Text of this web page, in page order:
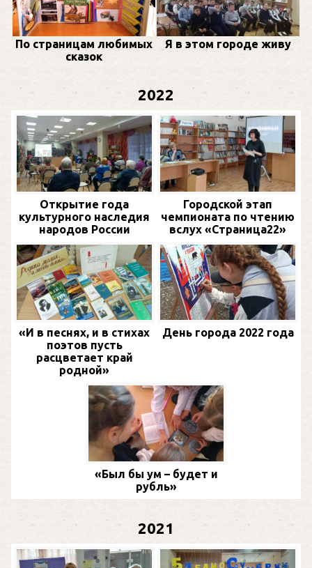
По страницам любимых
сказок
Я в этом городе живу
2022
Открытие года
культурного наследия
народов России
Городской этап
чемпионата по чтению
вслух «Страница22»
«И в песнях, и в стихах
поэтов пусть
расцветает край
родной»
День города 2022 года
«Был бы ум – будет и
рубль»
2021